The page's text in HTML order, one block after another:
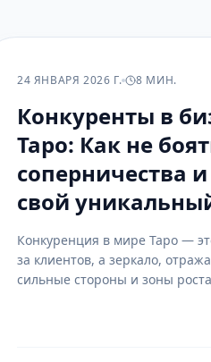
24 ЯНВАРЯ 2026 Г. 8 МИН.
Конкуренты в
Таро: Как не
соперничества
свой
Конкуренция в мире Таро —
за клиентов, а зеркало,
сильные стороны и зоны